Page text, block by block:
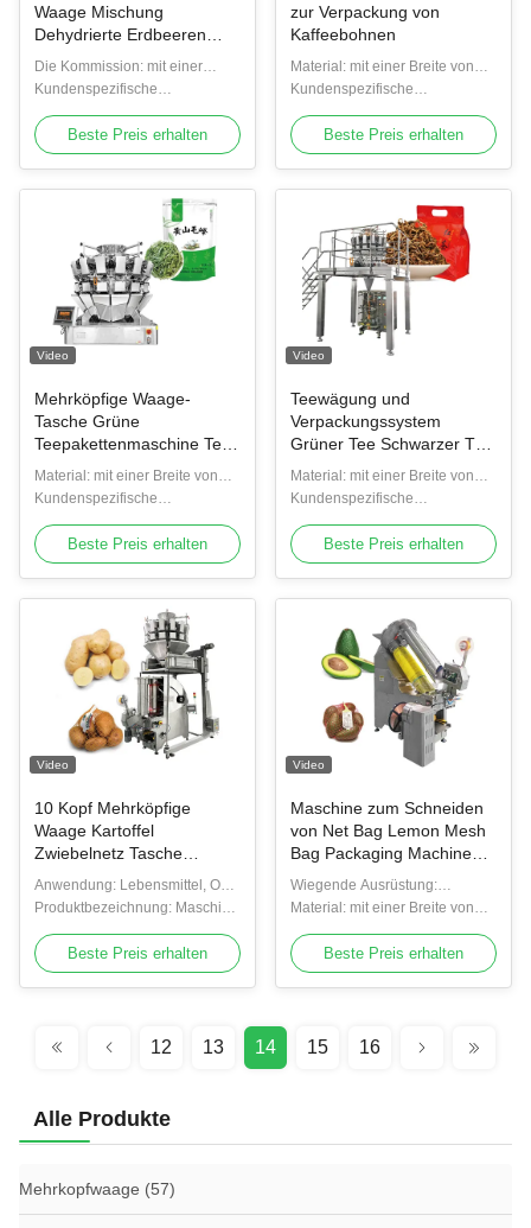
Waage Mischung
Dehydrierte Erdbeeren
Taschenfüllmaschine
Dehydriertes Gemüse
Verpackungsmaschine
Die Kommission: mit einer
Breite von nicht mehr als 20 mm
Kundenspezifische
Unterstützung: OEM, ODM
Beste Preis erhalten
zur Verpackung von
Kaffeebohnen
Material: mit einer Breite von
nicht mehr als 20 mm
Kundenspezifische
Unterstützung: OEM, ODM
Beste Preis erhalten
Video
Mehrköpfige Waage-
Tasche Grüne
Teepakettenmaschine Tee-
Stand-up Tasche
Füllverpackungsmaschine
Material: mit einer Breite von
nicht mehr als 20 mm
Kundenspezifische
Unterstützung: OEM, ODM
Beste Preis erhalten
Video
Teewägung und
Verpackungssystem
Grüner Tee Schwarzer Tee
Oolong Tee
Material: mit einer Breite von
nicht mehr als 20 mm
Kundenspezifische
Unterstützung: OEM, ODM
Beste Preis erhalten
Video
10 Kopf Mehrköpfige
Waage Kartoffel
Zwiebelnetz Tasche
Verpackungsmaschine
Fruchtkombination Waage
Anwendung: Lebensmittel, Obst
und Gemüse
Produktbezeichnung: Maschine
zur Verpackung von
Maschenbeuteln
Beste Preis erhalten
Video
Maschine zum Schneiden
von Net Bag Lemon Mesh
Bag Packaging Machine
mit Mehrköpfiger Waage
Wiegende Ausrüstung:
Weigerer für Früchte
Material: mit einer Breite von
nicht mehr als 20 mm
Beste Preis erhalten
12 13 14 15 16
Alle Produkte
Mehrkopfwaage (57)